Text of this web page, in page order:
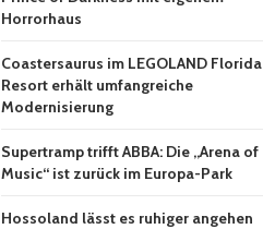
Horrorhaus
Coastersaurus im LEGOLAND Florida
Resort erhält umfangreiche
Modernisierung
Supertramp trifft ABBA: Die „Arena of
Music“ ist zurück im Europa-Park
Hossoland lässt es ruhiger angehen